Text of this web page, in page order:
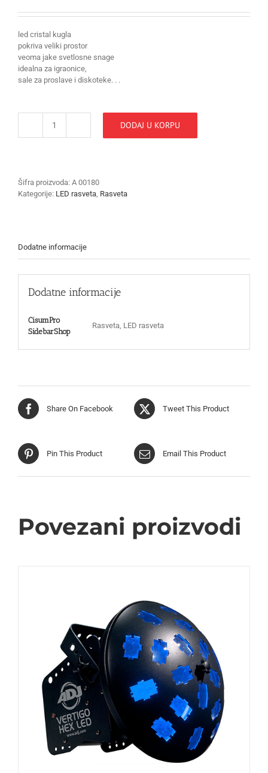
led cristal kugla
pokriva veliki prostor
veoma jake svetlosne snage
idealna za igraonice,
sale za proslave i diskoteke. . .
LED
DODAJ U KORPU
Šifra proizvoda: A 00180
Kategorije: LED rasveta, Rasveta
Dodatne informacije
Dodatne informacije
CisumPro
SidebarShop
Rasveta, LED rasveta
Share On Facebook Tweet This Product
Pin This Product Email This Product
Povezani proizvodi